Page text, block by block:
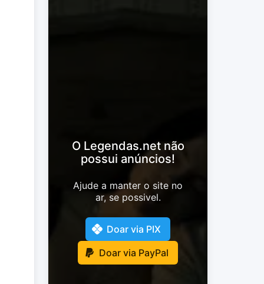
O Legendas.net não
possui anúncios!
Ajude a manter o site no
ar, se possivel.
Doar via PIX
Doar via PayPal